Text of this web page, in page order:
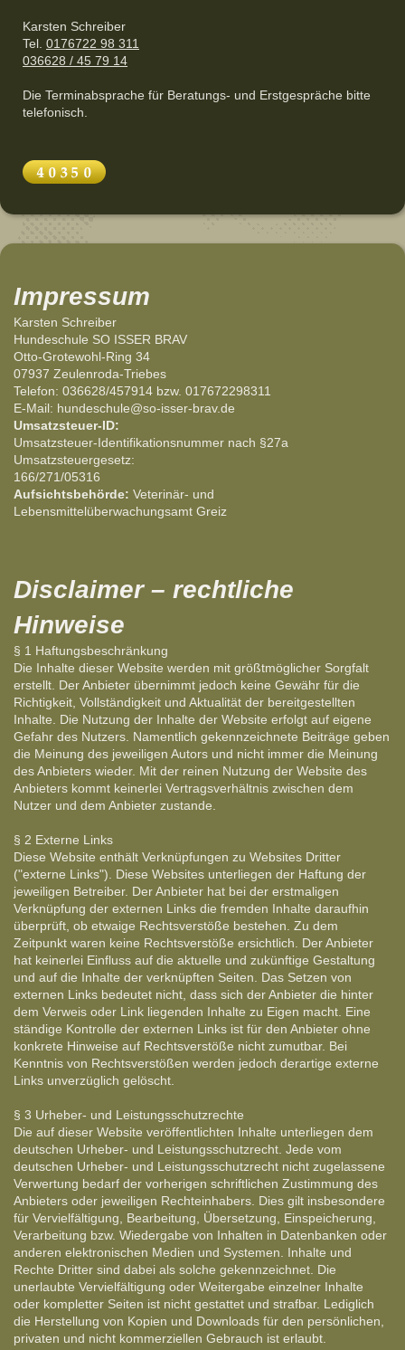
Karsten Schreiber
Tel. 0176722 98 311
036628 / 45 79 14
Die Terminabsprache für Beratungs- und Erstgespräche bitte
telefonisch.
Impressum
Karsten Schreiber
Hundeschule SO ISSER BRAV
Otto-Grotewohl-Ring 34
07937 Zeulenroda-Triebes
Telefon: 036628/457914 bzw. 017672298311
E-Mail: hundeschule@so-isser-brav.de
Umsatzsteuer-ID:
Umsatzsteuer-Identifikationsnummer nach §27a
Umsatzsteuergesetz:
166/271/05316
Aufsichtsbehörde: Veterinär- und
Lebensmittelüberwachungsamt Greiz
Disclaimer – rechtliche
Hinweise
§ 1 Haftungsbeschränkung
Die Inhalte dieser Website werden mit größtmöglicher Sorgfalt
erstellt. Der Anbieter übernimmt jedoch keine Gewähr für die
Richtigkeit, Vollständigkeit und Aktualität der bereitgestellten
Inhalte. Die Nutzung der Inhalte der Website erfolgt auf eigene
Gefahr des Nutzers. Namentlich gekennzeichnete Beiträge geben
die Meinung des jeweiligen Autors und nicht immer die Meinung
des Anbieters wieder. Mit der reinen Nutzung der Website des
Anbieters kommt keinerlei Vertragsverhältnis zwischen dem
Nutzer und dem Anbieter zustande.
§ 2 Externe Links
Diese Website enthält Verknüpfungen zu Websites Dritter
("externe Links"). Diese Websites unterliegen der Haftung der
jeweiligen Betreiber. Der Anbieter hat bei der erstmaligen
Verknüpfung der externen Links die fremden Inhalte daraufhin
überprüft, ob etwaige Rechtsverstöße bestehen. Zu dem
Zeitpunkt waren keine Rechtsverstöße ersichtlich. Der Anbieter
hat keinerlei Einfluss auf die aktuelle und zukünftige Gestaltung
und auf die Inhalte der verknüpften Seiten. Das Setzen von
externen Links bedeutet nicht, dass sich der Anbieter die hinter
dem Verweis oder Link liegenden Inhalte zu Eigen macht. Eine
ständige Kontrolle der externen Links ist für den Anbieter ohne
konkrete Hinweise auf Rechtsverstöße nicht zumutbar. Bei
Kenntnis von Rechtsverstößen werden jedoch derartige externe
Links unverzüglich gelöscht.
§ 3 Urheber- und Leistungsschutzrechte
Die auf dieser Website veröffentlichten Inhalte unterliegen dem
deutschen Urheber- und Leistungsschutzrecht. Jede vom
deutschen Urheber- und Leistungsschutzrecht nicht zugelassene
Verwertung bedarf der vorherigen schriftlichen Zustimmung des
Anbieters oder jeweiligen Rechteinhabers. Dies gilt insbesondere
für Vervielfältigung, Bearbeitung, Übersetzung, Einspeicherung,
Verarbeitung bzw. Wiedergabe von Inhalten in Datenbanken oder
anderen elektronischen Medien und Systemen. Inhalte und
Rechte Dritter sind dabei als solche gekennzeichnet. Die
unerlaubte Vervielfältigung oder Weitergabe einzelner Inhalte
oder kompletter Seiten ist nicht gestattet und strafbar. Lediglich
die Herstellung von Kopien und Downloads für den persönlichen,
privaten und nicht kommerziellen Gebrauch ist erlaubt.